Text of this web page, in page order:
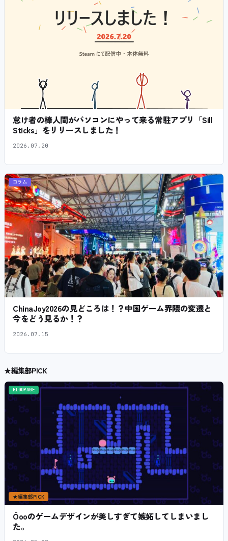
怠け者の棒人間がパソコンにやって来る常駐アプリ「Sill
Sticks」をリリースしました！
2026.07.20
コラム
ChinaJoy2026の見どころは！？中国ゲーム界隈の変遷と
今をどう見るか！？
2026.07.15
★編集部PICK
HIGOPAGE
★編集部PICK
Öooのゲームデザインが美しすぎて嫉妬してしまいまし
た。